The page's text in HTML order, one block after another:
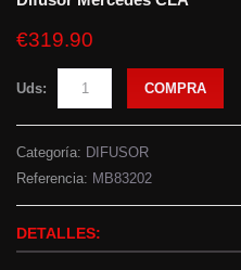
€319.90
Uds: COMPRA
Categoría: DIFUSOR
Referencia: MB83202
DETALLES: